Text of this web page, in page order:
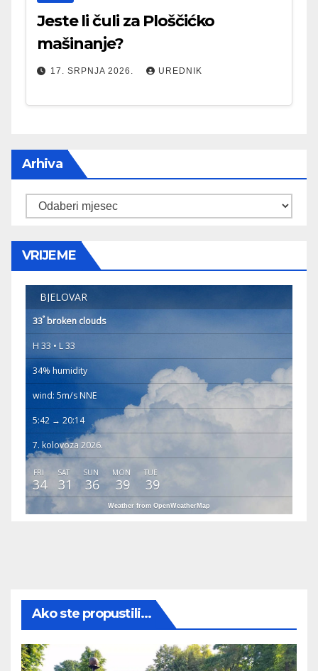
Jeste li čuli za Ploščićko
mašinanje?
17. SRPNJA 2026. UREDNIK
Arhiva
Arhiva
VRIJEME
BJELOVAR
33°broken clouds
H 33 • L 33
34% humidity
wind: 5m/s NNE
5:42 → 20:14
7. kolovoza 2026.
FRI
34
SAT
31
SUN
36
MON
39
TUE
39
Weather from OpenWeatherMap
Ako ste propustili...